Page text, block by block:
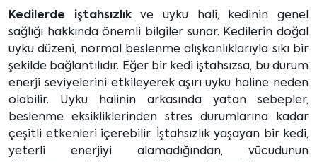
Kedilerde iştahsızlıkve uyku hali, kedinin genel
sağlığı hakkında önemli bilgiler sunar. Kedilerin doğal
uyku düzeni, normal beslenme alışkanlıklarıyla sıkı bir
şekilde bağlantılıdır. Eğer bir kedi iştahsızsa, bu durum
enerji seviyelerini etkileyerek aşırı uyku haline neden
olabilir. Uyku halinin arkasında yatan sebepler,
beslenme eksikliklerinden stres durumlarına kadar
çeşitli etkenleri içerebilir. İştahsızlık yaşayan bir kedi,
yeterli enerjiyi alamadığından, vücudunun